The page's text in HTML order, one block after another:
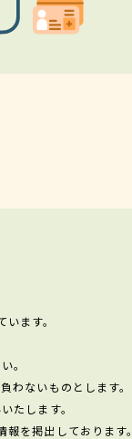
ます。
。
わないものとします。
たします。
を掲出しております。